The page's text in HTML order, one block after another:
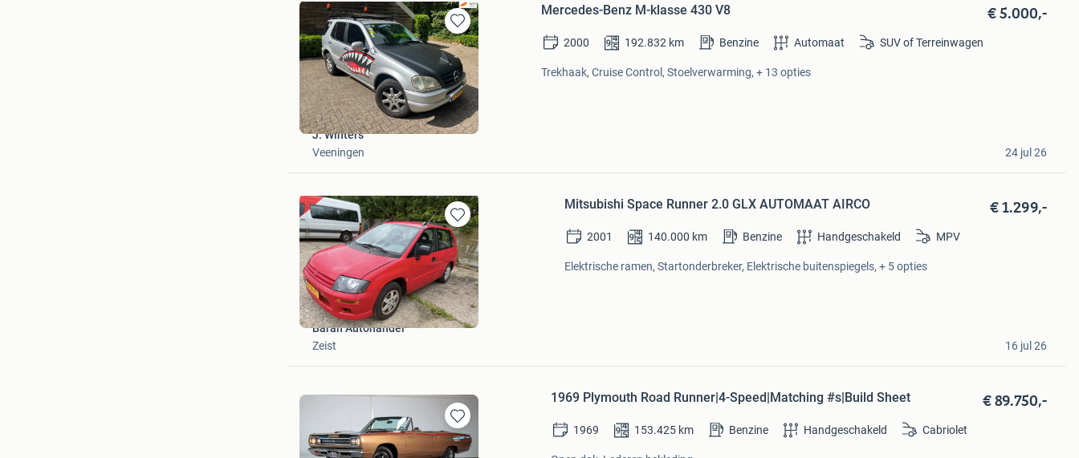
Bewaren
in
Mijn
Favorieten
Mercedes-Benz M-klasse 430 V8 € 5.000,-
2000 192.832 km Benzine Automaat SUV of Terreinwagen
Trekhaak, Cruise Control, Stoelverwarming, + 13 opties
J. Winters
Veeningen
24 jul 26
Bewaren
in
Mijn
Favorieten
Mitsubishi Space Runner 2.0 GLX AUTOMAAT AIRCO € 1.299,-
2001 140.000 km Benzine Handgeschakeld MPV
Elektrische ramen, Startonderbreker, Elektrische buitenspiegels, + 5 opties
Baran Autohandel
Zeist
16 jul 26
Bewaren
in
1969 Plymouth Road Runner|4-Speed|Matching #s|Build Sheet € 89.750,-
1969 153.425 km Benzine Handgeschakeld Cabriolet